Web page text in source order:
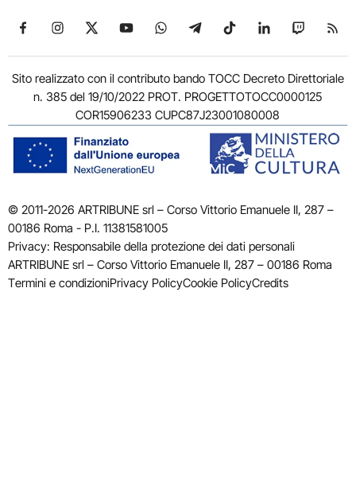
Seguici su Facebook
Seguici su Instagram
Seguici su X
Seguici su YouTube
Seguici su WhatsApp
Seguici su Telegram
Seguici su TikTok
Seguici su
Seguici
Sito realizzato con il contributo bando TOCC Decreto Direttoriale
n. 385 del 19/10/2022 PROT. PROGETTOTOCC0000125
COR15906233 CUPC87J23001080008
© 2011-2026 ARTRIBUNE srl – Corso Vittorio Emanuele II, 287 –
00186 Roma - P.I. 11381581005
Privacy: Responsabile della protezione dei dati personali
ARTRIBUNE srl – Corso Vittorio Emanuele II, 287 – 00186 Roma
Termini e condizioniPrivacy PolicyCookie PolicyCredits